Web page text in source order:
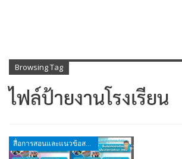
Browsing Tag
ไฟล์ป้ายงานโรงเรียน